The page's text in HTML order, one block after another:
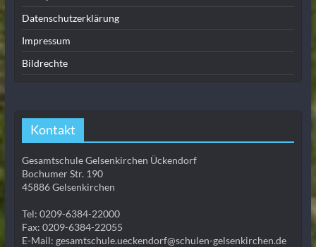
Datenschutzerklärung
Impressum
Bildrechte
Kontakt
Gesamtschule Gelsenkirchen Ückendorf
Bochumer Str. 190
45886 Gelsenkirchen
Tel: 0209-6384-22000
Fax: 0209-6384-22055
E-Mail: gesamtschule.ueckendorf@schulen-gelsenkirchen.de